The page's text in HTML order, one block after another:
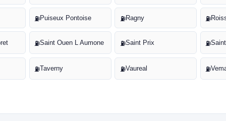
⛽Puiseux Pontoise ⛽Ragny ⛽
⛽Saint Ouen L Aumone ⛽Saint Prix ⛽
⛽Taverny ⛽Vaureal ⛽